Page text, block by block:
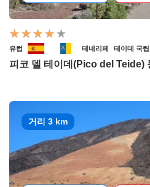
유럽 테네리페 테이데 국
피코 델 테이데(Pico del Teide)
거리 3 km